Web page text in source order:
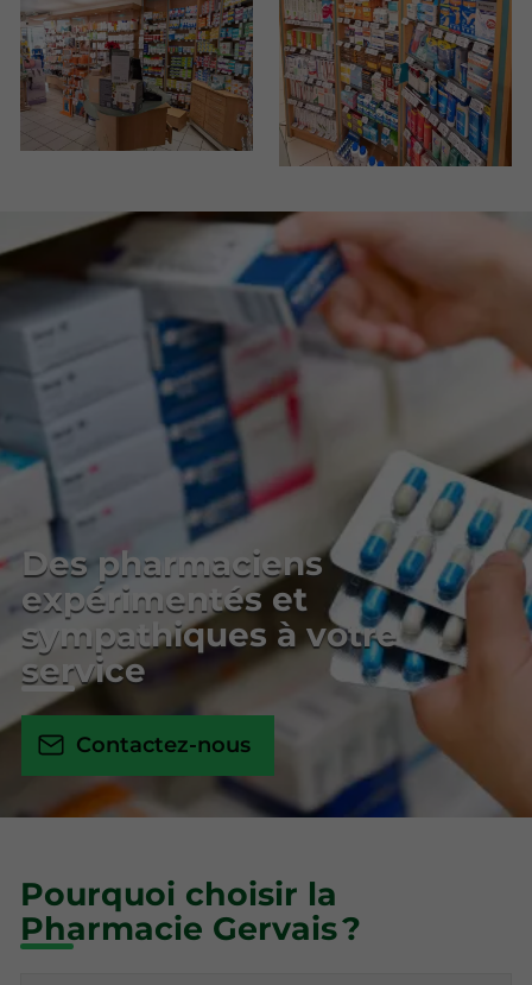
Des pharmaciens
expérimentés et
sympathiques à votre
service
Contactez-nous
Pourquoi choisir la
Pharmacie Gervais ?